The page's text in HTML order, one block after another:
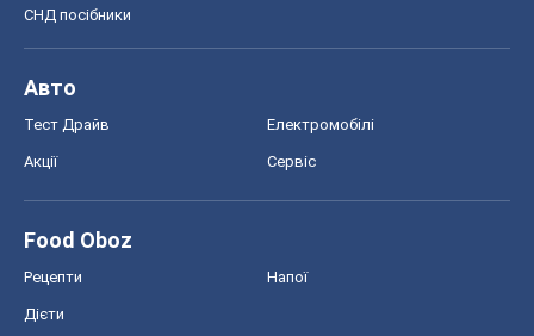
СНД посібники
Авто
Тест Драйв Електромобілі
Акції Сервіс
Food Oboz
Рецепти Напої
Дієти